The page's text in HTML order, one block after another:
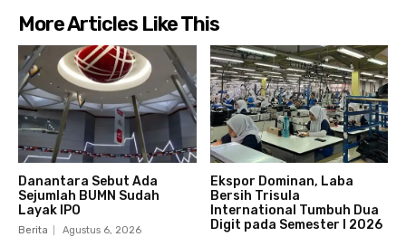
More Articles Like This
Danantara Sebut Ada
Sejumlah BUMN Sudah
Layak IPO
Berita Agustus 6, 2026
Ekspor Dominan, Laba
Bersih Trisula
International Tumbuh Dua
Digit pada Semester I 2026